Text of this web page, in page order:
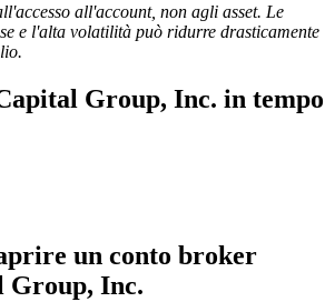
all'account, non agli asset. Le
e l'alta volatilità può ridurre drasticamente
Group, Inc. in tempo
un conto broker
Group, Inc.